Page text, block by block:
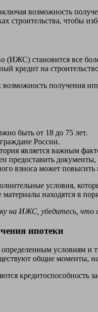
возможность
строительства, чтобы
становится все
кредит на
получения
быть от 18 до 75 лет.
России.
является важным
предоставить
взноса может
условия,
находятся в
на ИЖС, убедитесь,
ипотеки
определенным условиям
общие моменты,
кредитоспособность